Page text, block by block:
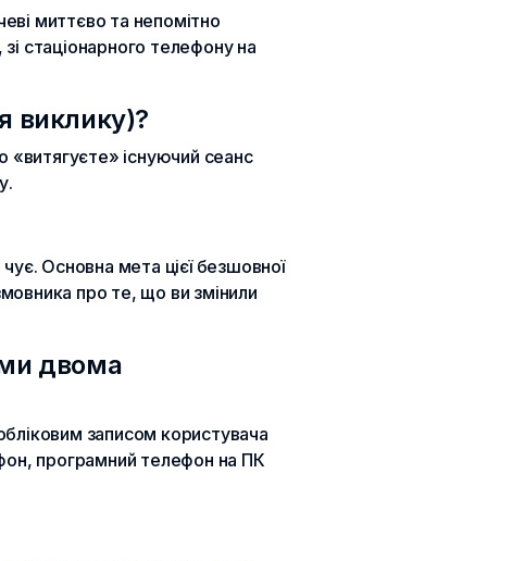
миттєво та непомітно
стаціонарного телефону на
виклику)?
існуючий сеанс
чує. Основна мета цієї безшовної
про те, що ви змінили
двома
записом користувача
програмний телефон на ПК